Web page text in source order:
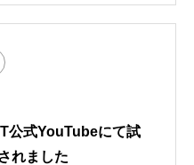
公式YouTubeにて試
れました